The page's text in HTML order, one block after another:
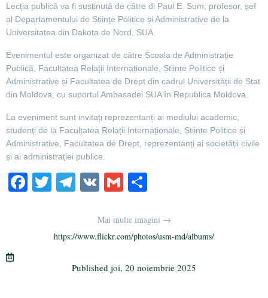
Lecția publică va fi susținută de către dl Paul E. Sum, profesor, șef
al Departamentului de Științe Politice și Administrative de la
Universitatea din Dakota de Nord, SUA.
Evenimentul este organizat de către Școala de Administrație
Publică, Facultatea Relații Internaționale, Științe Politice și
Administrative și Facultatea de Drept din cadrul Universității de Stat
din Moldova, cu suportul Ambasadei SUA în Republica Moldova.
La eveniment sunt invitați reprezentanți ai mediului academic,
studenți de la Facultatea Relații Internaționale, Științe Politice și
Administrative, Facultatea de Drept, reprezentanți ai societății civile
și ai administrației publice.
Fa T
r
Te
a
m
V G
ailaj
ea
ză
Mai multe imagini →
https://www.flickr.com/photos/usm-md/albums/
Published joi, 20 noiembrie 2025